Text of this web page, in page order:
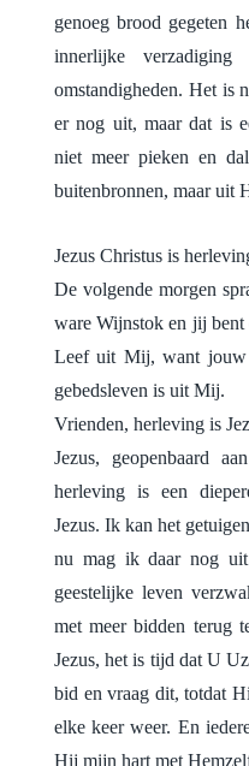
genoeg brood gegeten
innerlijke
omstandigheden. Het is
er nog uit, maar dat is
niet meer pieken en
buitenbronnen, maar uit
Jezus Christus is
De volgende morgen
ware Wijnstok en jij bent
Leef uit Mij, want
gebedsleven is uit Mij.
Vrienden, herleving is
Jezus, geopenbaard
herleving is een
Jezus. Ik kan het
nu mag ik daar nog
geestelijke leven
met meer bidden terug
Jezus, het is tijd dat U
bid en vraag dit, totdat
elke keer weer. En
Hij mijn hart met